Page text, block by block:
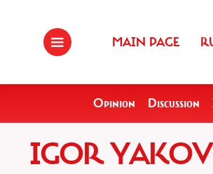
MAIN PAGE
Opinion Discussion
IGOR